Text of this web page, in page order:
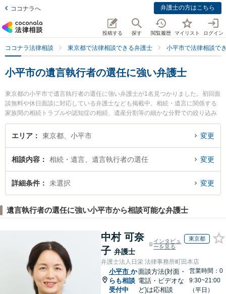
ココナラへ 弁護士の方はこちら
投稿する 探す 閲覧履歴 マイリスト ログイン
ココナラ法律相談 東京都で法律相談できる弁護士 小平市で法律相談で
小平市の遺言執行者の選任に強い弁護士
東京都の小平市で遺言執行者の選任に強い弁護士が1名見つかりました。初回面
談無料や休日面談に対応している弁護士なども掲載中。相続・遺言に関係する
家族間の相続トラブルや認知症の相続、遺産分割等の細かな分野での絞り込み
検索もでき便利です。特に野火法律事務所の古庄 野火弁護士のプロフィール情
報や弁護士費用、強みなどが注目されています。『小平市で土日や夜間に発生
無料で遺言執行者の選任を法律相談できる小平市内の弁護士に相談予約した
い』などでお困りの相談者さんにおすすめです。
エリア 東京都、小平市 変更
相談内容 相続・遺言、遺言執行者の選任 変更
詳細条件 未選択 変更
遺言執行者の選任に強い小平市から相談可能な弁護士
中村 可奈
子 弁護士
インタビュ
ーを見る
東京都
弁護士法人日栄 法律事務所町田本店
小平市 か
らも相談
受付中
面談方法(対面・
電話・ビデオな
ど)は応相談
営業時間：0
9:30~21:00
（平日）